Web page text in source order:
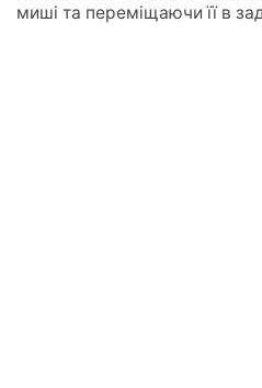
миші та переміщаючи її в